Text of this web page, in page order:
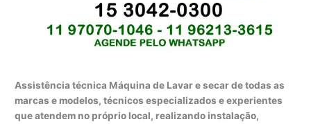
Assistência técnica Máquina de Lavar e secar de todas as
marcas e modelos, técnicos especializados e experientes
que atendem no próprio local, realizando instalação,